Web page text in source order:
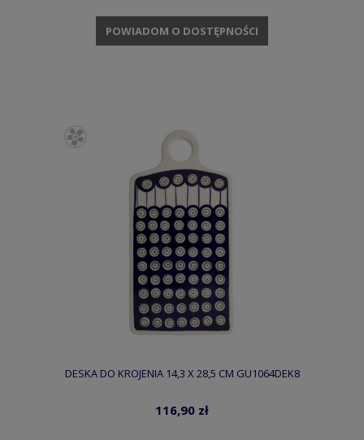
POWIADOM O DOSTĘPNOŚCI
DESKA DO KROJENIA 14,3 X 28,5 CM GU1064DEK8
116,90 zł